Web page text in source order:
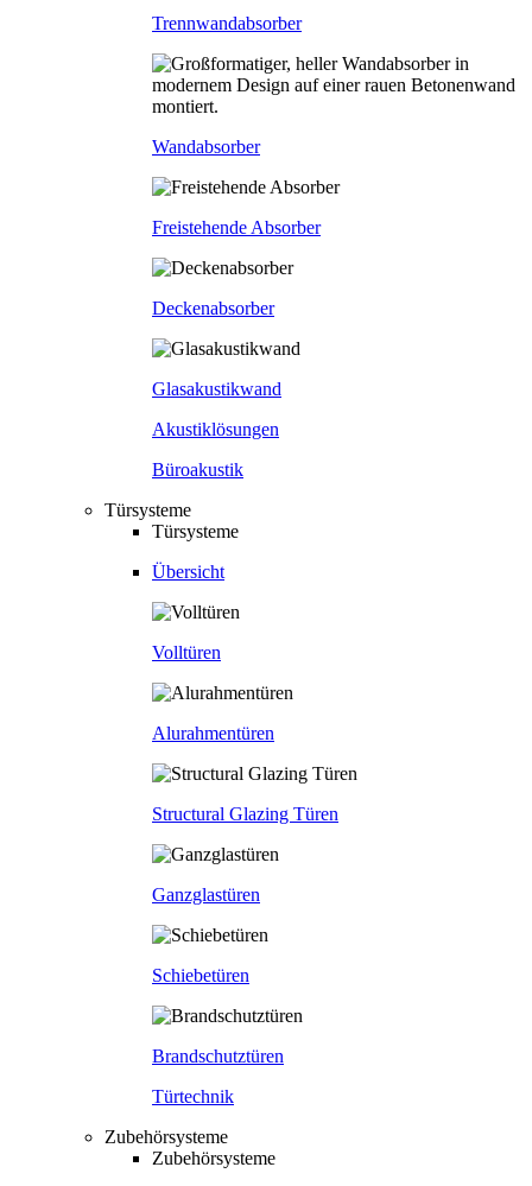
Trennwandabsorber
Wandabsorber
Freistehende Absorber
Deckenabsorber
Glasakustikwand
Akustiklösungen
Büroakustik
Türsysteme
Türsysteme
Übersicht
Volltüren
Alurahmentüren
Structural Glazing Türen
Ganzglastüren
Schiebetüren
Brandschutztüren
Türtechnik
Zubehörsysteme
Zubehörsysteme